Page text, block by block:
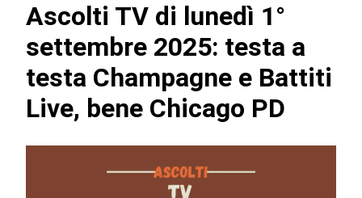
Ascolti TV di lunedì 1°
settembre 2025: testa a
testa Champagne e Battiti
Live, bene Chicago PD